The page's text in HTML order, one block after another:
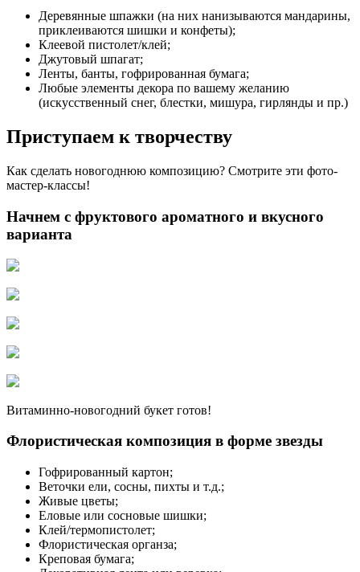
Деревянные шпажки (на них нанизываются мандарины,
приклеиваются шишки и конфеты);
Клеевой пистолет/клей;
Джутовый шпагат;
Ленты, банты, гофрированная бумага;
Любые элементы декора по вашему желанию
(искусственный снег, блестки, мишура, гирлянды и пр.)
Приступаем к творчеству
Как сделать новогоднюю композицию? Смотрите эти фото-
мастер-классы!
Начнем с фруктового ароматного и вкусного
варианта
Витаминно-новогодний букет готов!
Флористическая композиция в форме звезды
Гофрированный картон;
Веточки ели, сосны, пихты и т.д.;
Живые цветы;
Еловые или сосновые шишки;
Клей/термопистолет;
Флористическая органза;
Креповая бумага;